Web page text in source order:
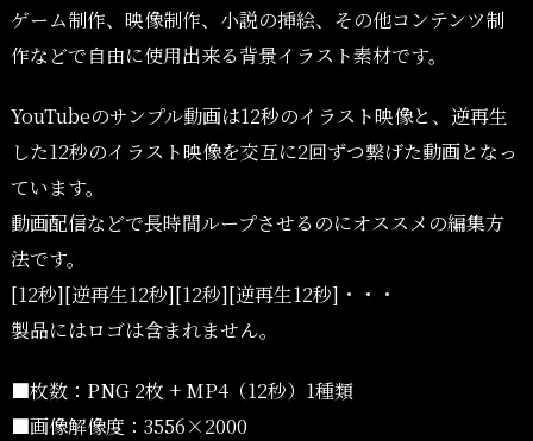
ゲーム制作、映像制作、小説の挿絵、その他コンテンツ制
作などで自由に使用出来る背景イラスト素材です。
YouTubeのサンプル動画は12秒のイラスト映像と、逆再生
した12秒のイラスト映像を交互に2回ずつ繋げた動画となっ
ています。
動画配信などで長時間ループさせるのにオススメの編集方
法です。
[12秒][逆再生12秒][12秒][逆再生12秒]・・・
製品にはロゴは含まれません。
■枚数：PNG 2枚 + MP4（12秒）1種類
■画像解像度：3556×2000